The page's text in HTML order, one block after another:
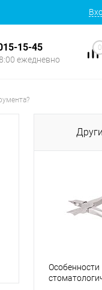
15-45
ежедневно
0
Особенности